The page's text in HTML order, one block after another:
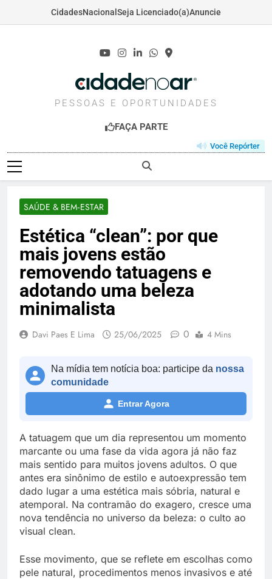
CidadesNacional Seja Licenciado(a)Anuncie
CIDADENOAR.COM
PESSOAS E OPORTUNIDADES
FAÇA PARTE
Você Repórter
SAÚDE & BEM‑ESTAR
Estética “clean”: por que
mais jovens estão
removendo tatuagens e
adotando uma beleza
minimalista
Davi Paes E Lima 25/06/2025 0 4 Mins
Na mídia tem notícia boa: participe da nossa
comunidade
Entrar Agora
A tatuagem que um dia representou um momento
marcante ou uma fase da vida agora já não faz
mais sentido para muitos jovens adultos. O que
antes era sinônimo de estilo e autoexpressão tem
dado lugar a uma estética mais sóbria, natural e
atemporal. Na contramão do exagero, cresce uma
nova tendência no universo da beleza: o culto ao
visual clean.
Esse movimento, que se reflete em escolhas como
pele natural, procedimentos menos invasivos e até